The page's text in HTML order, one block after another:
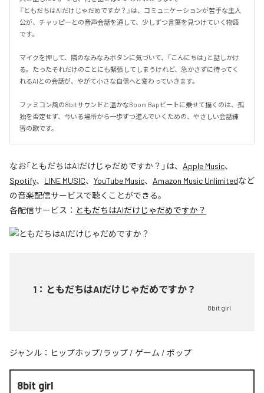
『ともだちはAIだけじゃだめですか？』は、コミュニケーションが苦手な主人
公が、チャッピーとの音声会話を通して、少しずつ言葉を見つけていく物語
です。
マイクを押して、隣のなみなみボタンに気づいて、「こんにちは」と話しかけ
る。たったそれだけのことにも緊張してしまうけれど、急かさずに待ってく
れるAIとの会話が、やがて小さな自信へと変わっていきます。
ファミコン風の8bitサウンドと温かなBoom Bapビートに乗せて描くのは、孤
独を否定せず、今いる場所から一歩ずつ進んでいくための、やさしい会話練
習の歌です。
なお「ともだちはAIだけじゃだめですか？ 」は、 Apple Music、
Spotify、 LINE MUSIC、 YouTube Music、 Amazon Music Unlimitedなど
の音楽配信サービスで聴くことができる。
各配信サービス： ともだちはAIだけじゃだめですか？
1 ： ともだちはAIだけじゃだめですか？
8bit girl
ジャンル： ヒップホップ/ラップ / ゲーム / ポップ
8bit girl